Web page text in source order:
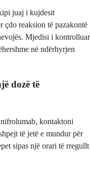
juaj i kujdesit
çdo reaksion të pazakontë
Mjedisi i kontrolluar
në ndërhyrjen
dozë të
kontaktoni
të jetë e mundur për
sipas një orari të rregullt